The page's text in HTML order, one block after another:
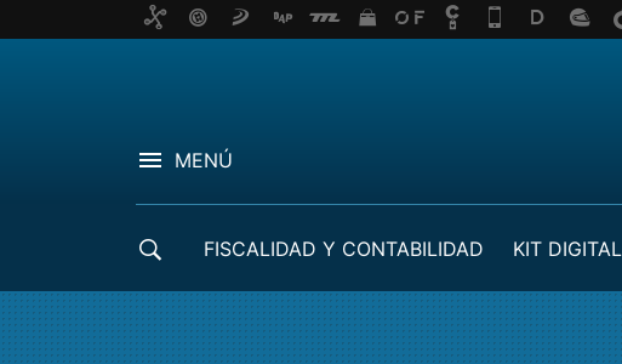
MENÚ
FISCALIDAD Y CONTABILIDAD KIT DIGITAL